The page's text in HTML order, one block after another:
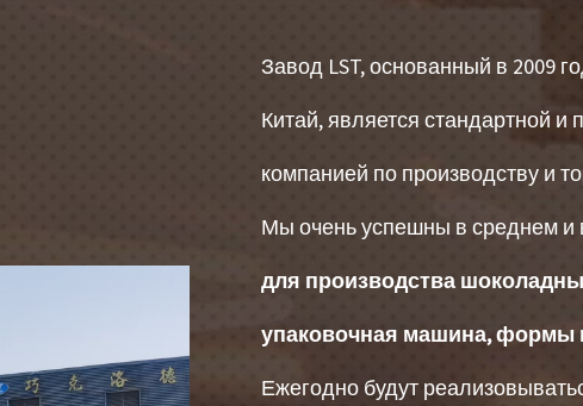
Завод LST, основанный в 2009
Китай, является стандартной
компанией по производству и
Мы очень успешны в среднем и
для производства
упаковочная машина, формы
Ежегодно будут